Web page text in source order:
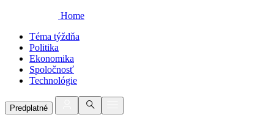
Home
Téma týždňa
Politika
Ekonomika
Spoločnosť
Technológie
Predplatné